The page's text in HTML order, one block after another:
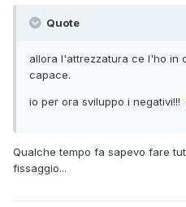
Quote
allora l'attrezzatura ce l'ho in
capace.
io per ora sviluppo i negativi!!!
Qualche tempo fa sapevo fare
fissaggio...